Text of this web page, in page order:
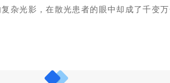
杂光影，在散光患者的眼中却成了千变